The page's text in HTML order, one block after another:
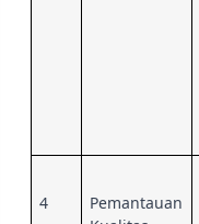
4
Pemantauan